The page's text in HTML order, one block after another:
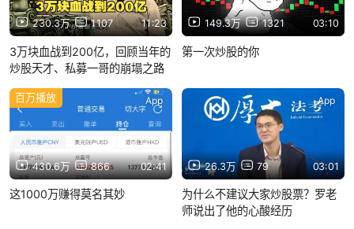
230.3万 1107 11:23
3万块血战到200亿，回顾当年的
炒股天才、私募一哥的崩塌之路
149.3万 1321 03:10
第一次炒股的你
430.6万 866 02:41
百万播放 App
这1000万赚得莫名其妙
26.3万 79 03:01
App
为什么不建议大家炒股票？罗老
师说出了他的心酸经历